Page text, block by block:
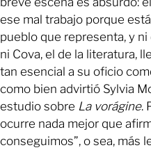
ese mal trabajo porque
pueblo que representa, y
ni Cova, el de la literatura,
tan esencial a su oficio
como bien advirtió Sylvia
estudio sobre La vorágine.
ocurre nada mejor que
conseguimos”, o sea, más